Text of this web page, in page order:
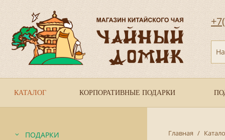
КАТАЛОГ КОРПОРАТИВНЫЕ ПОДАРКИ
ПОДАРКИ
Главная /